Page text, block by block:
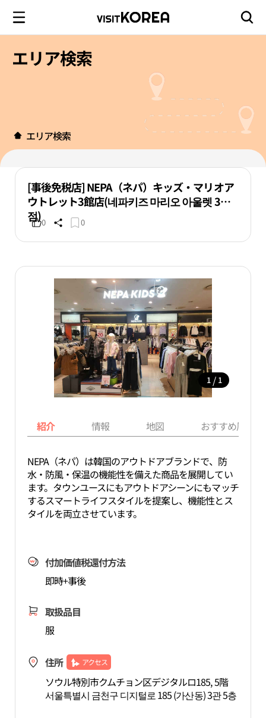
エリア検索
エリア検索
[事後免税店] NEPA（ネパ）キッズ・マリオア
ウトレット3館店(네파키즈 마리오 아울렛 3관
점)0 0
1 / 1
紹介 情報 地図 おすすめ周辺
NEPA（ネパ）は韓国のアウトドアブランドで、防
水・防風・保温の機能性を備えた商品を展開してい
ます。タウンユースにもアウトドアシーンにもマッチ
するスマートライフスタイルを提案し、機能性とス
タイルを両立させています。
付加価値税還付方法
即時+事後
取扱品目
服
住所 アクセス
ソウル特別市クムチョン区デジタルロ185, 5階
서울특별시 금천구 디지털로 185 (가산동) 3관 5층